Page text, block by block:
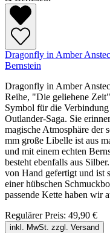
Dragonfly in Amber
Bernstein
Dragonfly in Amber
Reihe, "Die geliehene
Symbol für die
Outlander-Saga. Sie
magische Atmosphäre der
mm große Libelle ist aus
und mit einem echten
besteht ebenfalls aus
von Hand gefertigt und ist
einer hübschen
passende Kette haben wir
Regulärer Preis: 49,90 €
inkl. MwSt. zzgl. Versand